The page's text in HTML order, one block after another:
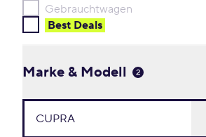
Gebrauchtwagen
Best Deals
Marke & Modell 2